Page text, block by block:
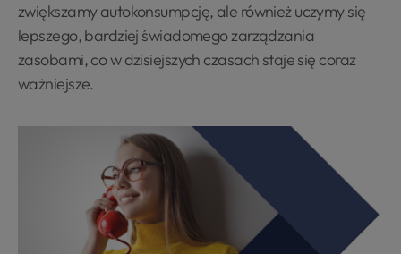
zwiększamy autokonsumpcję, ale również uczymy się
lepszego, bardziej świadomego zarządzania
zasobami, co w dzisiejszych czasach staje się coraz
ważniejsze.